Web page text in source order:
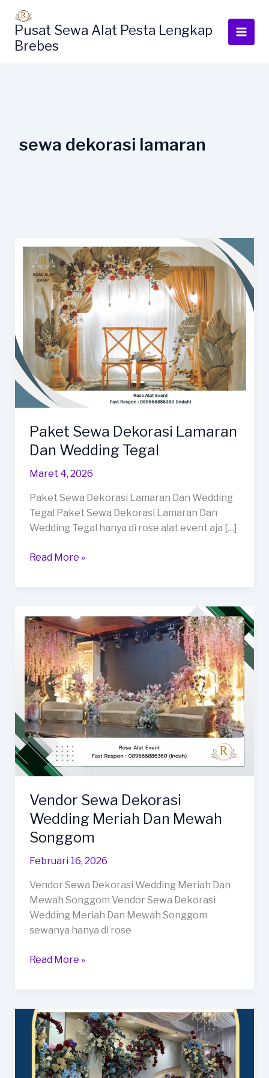
kontenPusat Sewa Alat Pesta Lengkap
Brebes
sewa dekorasi lamaran
Paket Sewa Dekorasi Lamaran
Dan Wedding Tegal
Maret 4, 2026
Paket Sewa Dekorasi Lamaran Dan Wedding
Tegal Paket Sewa Dekorasi Lamaran Dan
Wedding Tegal hanya di rose alat event aja […]
Paket
Dan
Wedding
Tegal
Read More »
Vendor Sewa Dekorasi
Wedding Meriah Dan Mewah
Songgom
Februari 16, 2026
Vendor Sewa Dekorasi Wedding Meriah Dan
Mewah Songgom Vendor Sewa Dekorasi
Wedding Meriah Dan Mewah Songgom
sewanya hanya di rose
Vendor
Meriah
Dan
Mewah
Songgom
Read More »